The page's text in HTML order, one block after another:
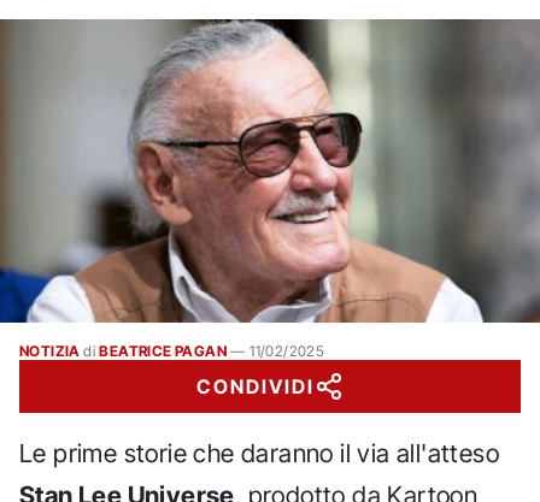
NOTIZIA di BEATRICE PAGAN —11/02/2025
CONDIVIDI
Le prime storie che daranno il via all'atteso
Stan Lee Universe, prodotto da Kartoon